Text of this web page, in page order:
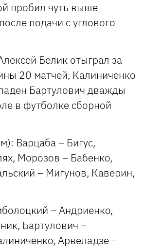
пробил чуть выше
подачи с углового
Белик отыграл за
20 матчей, Калиниченко
Бартулович дважды
в футболке сборной
Варцаба – Бигус,
Морозов – Бабенко,
– Мигунов, Каверин,
– Андриенко,
Бартулович –
Арвеладзе –